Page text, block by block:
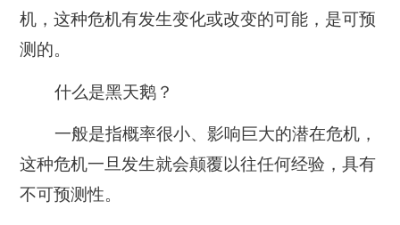
机，这种危机有发生变化或改变的可能，是可预
测的。
什么是黑天鹅？
一般是指概率很小、影响巨大的潜在危机，
这种危机一旦发生就会颠覆以往任何经验，具有
不可预测性。